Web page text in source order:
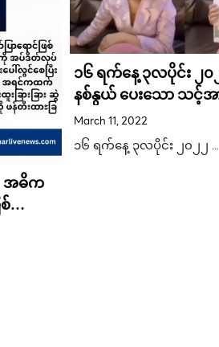
အဓိက
ဖြင့်
တ်လုပ်
၁၆ ရက်နေ့ ၃လပိုင်း
နစ်နွယ် ပေးသော သင့်အ
စေမယ့် ဖော်မြူလာ ထီဂ
March 11, 2022
၁၆ ရက်နေ့ ၃လပိုင်း ၂၀၂၂ …